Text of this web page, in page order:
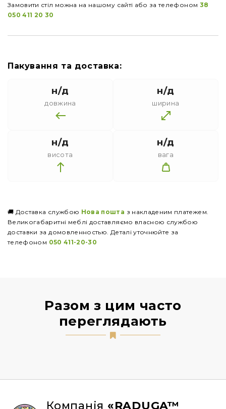
Замовити стіл можна на нашому сайті або за телефоном 38
050 411 20 30
Пакування та доставка:
н/д
довжина
н/д
ширина
н/д
висота
н/д
вага
🚚 Доставка службою Нова пошта з накладеним платежем.
Великогабаритні меблі доставляємо власною службою
доставки за домовленностью. Деталі уточнюйте за
телефоном 050 411-20-30
Разом з цим часто
переглядають
Компанія «RADUGA™